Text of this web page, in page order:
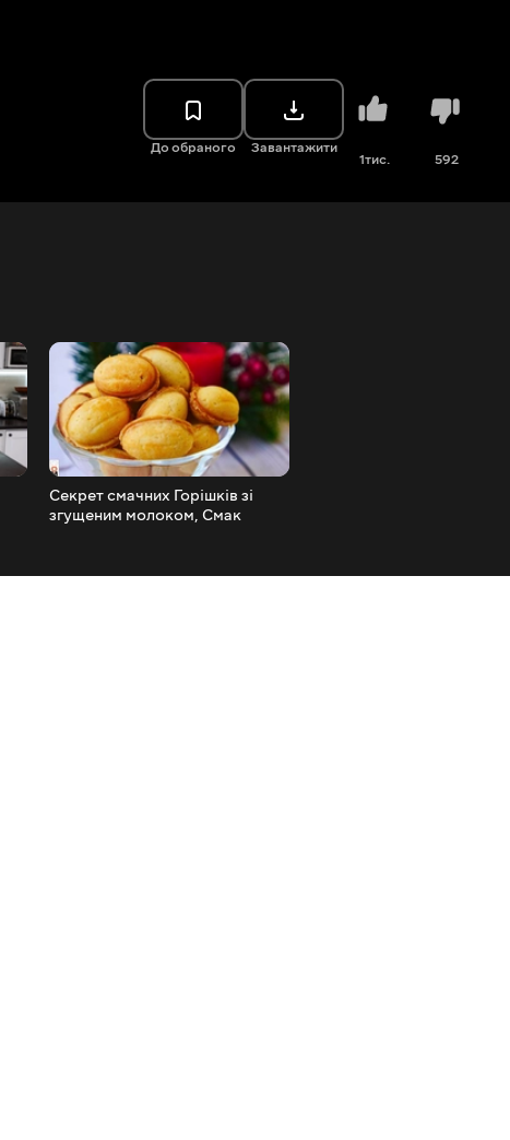
До обраного Завантажити
1тис. 592
Секрет смачних Горішків зі
згущеним молоком, Смак